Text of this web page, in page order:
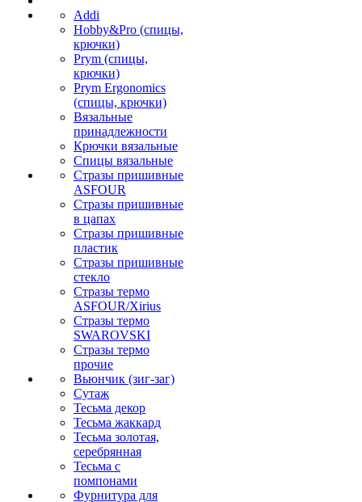
Addi
Hobby&Pro (спицы,
крючки)
Prym (спицы,
крючки)
Prym Ergonomics
(спицы, крючки)
Вязальные
принадлежности
Крючки вязальные
Спицы вязальные
Стразы пришивные
ASFOUR
Стразы пришивные
в цапах
Стразы пришивные
пластик
Стразы пришивные
стекло
Стразы термо
ASFOUR/Xirius
Стразы термо
SWAROVSKI
Стразы термо
прочие
Вьюнчик (зиг-заг)
Сутаж
Тесьма декор
Тесьма жаккард
Тесьма золотая,
серебрянная
Тесьма с
помпонами
Фурнитура для